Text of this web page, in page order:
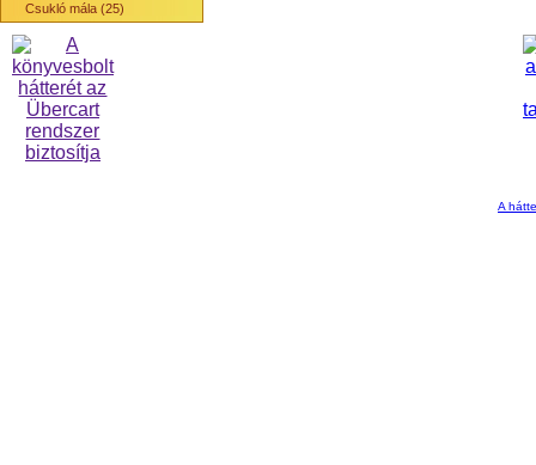
Csukló mála (25)
A